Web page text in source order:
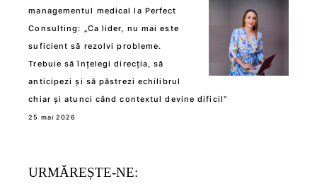
managementul medical la Perfect
Consulting: „Ca lider, nu mai este
suficient să rezolvi probleme.
Trebuie să înțelegi direcția, să
anticipezi și să păstrezi echilibrul
chiar și atunci când contextul devine dificil”
25 mai 2026
URMĂREȘTE-NE: